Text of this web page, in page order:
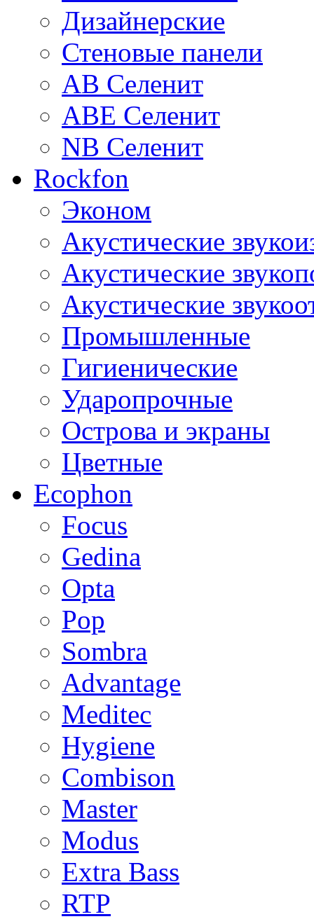
Дизайнерские
Стеновые панели
AB Селенит
ABE Селенит
NB Селенит
Rockfon
Эконом
Акустические
Акустические
Акустические
Промышленные
Гигиенические
Ударопрочные
Острова и экраны
Цветные
Ecophon
Focus
Gedina
Opta
Pop
Sombra
Advantage
Meditec
Hygiene
Combison
Master
Modus
Extra Bass
RTP